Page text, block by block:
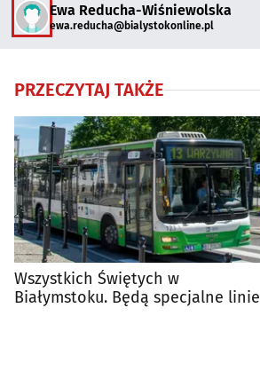
Ewa Reducha-Wiśniewolska
ewa.reducha@bialystokonline.pl
PRZECZYTAJ TAKŻE
Wszystkich Świętych w
Białymstoku. Będą specjalne linie